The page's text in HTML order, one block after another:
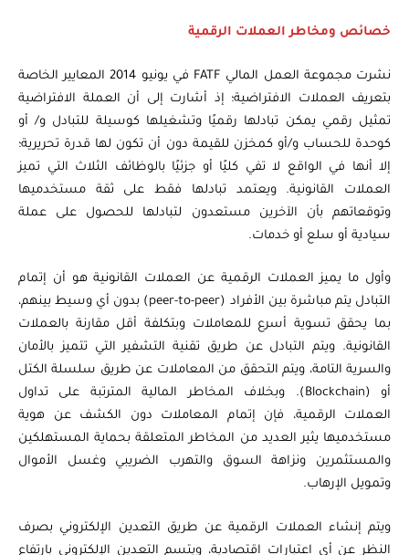
خصائص ومخاطر العملات الرقمية
نشرت مجموعة العمل المالي FATF في يونيو 2014 المعايير الخاصة
بتعريف العملات الافتراضية؛ إذ أشارت إلى أن العملة الافتراضية
تمثيل رقمي يمكن تبادلها رقميًا وتشغيلها كوسيلة للتبادل و/ أو
كوحدة للحساب و/أو كمخزن للقيمة دون أن تكون لها قدرة تحريرية؛
إلا أنها في الواقع لا تفي كليًا أو جزئيًا بالوظائف الثلاث التي تميز
العملات القانونية. ويعتمد تبادلها فقط على ثقة مستخدميها
وتوقعاتهم بأن الآخرين مستعدون لتبادلها للحصول على عملة
سيادية أو سلع أو خدمات.
وأول ما يميز العملات الرقمية عن العملات القانونية هو أن إتمام
التبادل يتم مباشرة بين الأفراد (peer-to-peer) بدون أي وسيط بينهم،
بما يحقق تسوية أسرع للمعاملات وبتكلفة أقل مقارنة بالعملات
القانونية. ويتم التبادل عن طريق تقنية التشفير التي تتميز بالأمان
والسرية التامة، ويتم التحقق من المعاملات عن طريق سلسلة الكتل
أو (Blockchain). وبخلاف المخاطر المالية المترتبة على تداول
العملات الرقمية، فإن إتمام المعاملات دون الكشف عن هوية
مستخدميها يثير العديد من المخاطر المتعلقة بحماية المستهلكين
والمستثمرين ونزاهة السوق والتهرب الضريبي وغسل الأموال
وتمويل الإرهاب.
ويتم إنشاء العملات الرقمية عن طريق التعدين الإلكتروني بصرف
النظر عن أي اعتبارات اقتصادية، ويتسم التعدين الإلكتروني بارتفاع